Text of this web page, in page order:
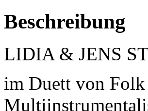
Beschreibung
LIDIA & JENS
im Duett von Folk